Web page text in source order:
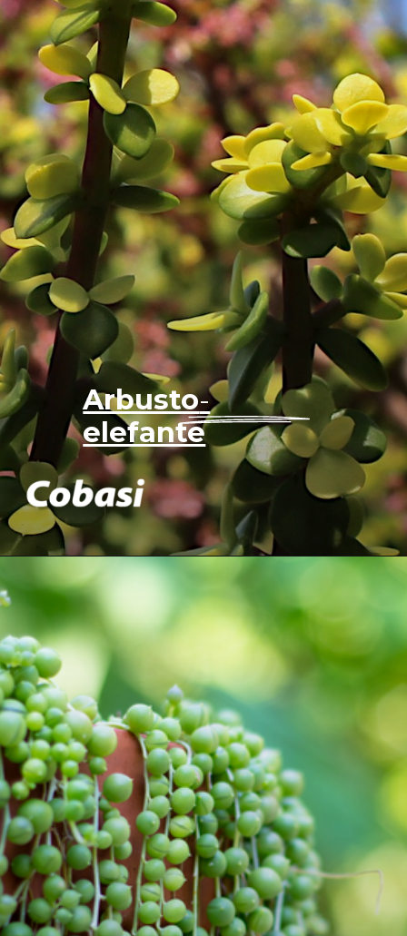
Arbusto-
elefante